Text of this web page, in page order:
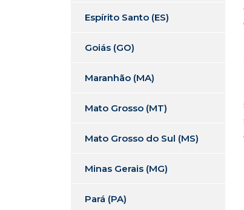
Espírito Santo (ES)
Goiás (GO)
Maranhão (MA)
Mato Grosso (MT)
Mato Grosso do Sul (MS)
Minas Gerais (MG)
Pará (PA)